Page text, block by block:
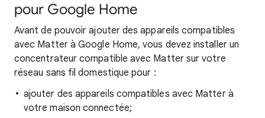
pour Google Home
Avant de pouvoir ajouter des appareils compatibles
avec Matter à Google Home, vous devez installer un
concentrateur compatible avec Matter sur votre
réseau sans fil domestique pour :
ajouter des appareils compatibles avec Matter à
votre maison connectée;